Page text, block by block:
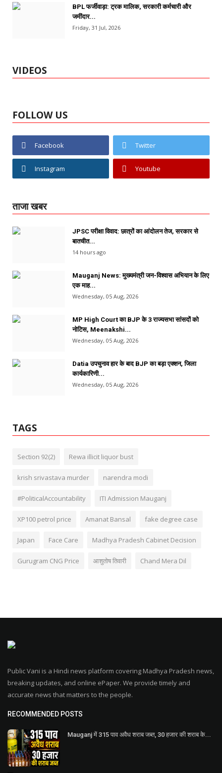
BPL फर्जीवाड़ा: ट्रक मालिक, सरकारी कर्मचारी और
जमींदार...
Friday, 31 Jul, 2026
VIDEOS
FOLLOW US
Facebook Twitter
Instagram Youtube
ताजा खबर
JPSC परीक्षा विवाद: छात्रों का आंदोलन तेज, सरकार से
बातचीत...
14 hours ago
Mauganj News: मुख्यमंत्री जन-विश्वास अभियान के लिए
एक माह...
Wednesday, 05 Aug, 2026
MP High Court का BJP के 3 राज्यसभा सांसदों को
नोटिस, Meenakshi...
Wednesday, 05 Aug, 2026
Datia उपचुनाव हार के बाद BJP का बड़ा एक्शन, जिला
कार्यकारिणी...
Wednesday, 05 Aug, 2026
TAGS
Section 92(2) Rewa illicit liquor bust
krish srivastava murder narendra modi
#PoliticalAccountability ITI Admission Mauganj
XP100 petrol price Amanat Bansal fake degree case
Japan Face Care Madhya Pradesh Cabinet Decision
Gurugram CNG Price आशुतोष तिवारी Chand Mera Dil
Public Vani is a Hindi news platform covering Madhya Pradesh news,
breaking updates, and online ePaper. We provide timely and
accurate news that matters to the people.
RECOMMENDED POSTS
Mauganj में 315 पाव अवैध शराब जब्त, 30 हजार की शराब के...